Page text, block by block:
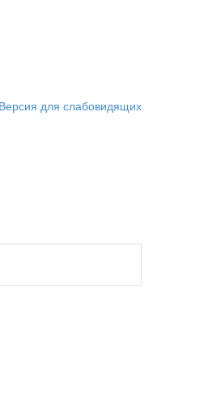
Версия для слабовидящих